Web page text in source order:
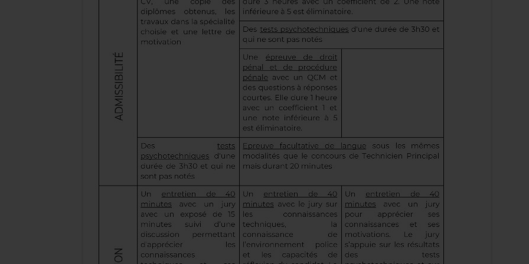
Bac ou diplôme équivalent selon les conditions de la session.
Voies d’accès
Concours externe et concours interne.
Organisation
Concours déconcentré, organisé par zone géographique.
Grade
d’entrée
Technicien de police technique et scientifique.
Évolution
possible
Technicien principal, puis technicien en chef par avancement ou concours selon les
conditions applicables.
Une fois le concours réussi, les missions d’un technicien de PTS varient selon l’affectation. Le technicien
peut exercer des missions de terrain, de laboratoire, de signalisation, de traitement de traces ou d’appui
technique aux enquêtes.
Dans l’organisation actuelle de la police scientifique, les techniciens peuvent notamment être affectés
des Divisions de Police Scientifique ou DPS ;
des Divisions Locales de Police Scientifique ou DLPS ;